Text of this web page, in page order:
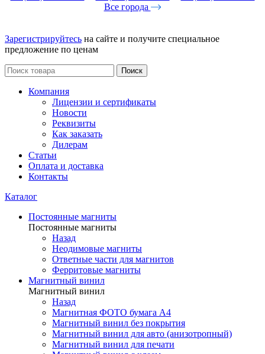
Все города
Зарегистрируйтесь на сайте и получите специальное
предложение по ценам
Поиск
Компания
Лицензии и сертификаты
Новости
Реквизиты
Как заказать
Дилерам
Статьи
Оплата и доставка
Контакты
Каталог
Постоянные магниты
Постоянные магниты
Назад
Неодимовые магниты
Ответные части для магнитов
Ферритовые магниты
Магнитный винил
Магнитный винил
Назад
Магнитная ФОТО бумага А4
Магнитный винил без покрытия
Магнитный винил для авто (анизотропный)
Магнитный винил для печати